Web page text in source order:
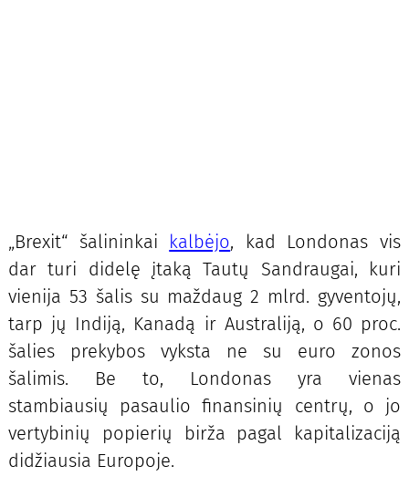
„Brexit“ šalininkai kalbėjo, kad Londonas vis
dar turi didelę įtaką Tautų Sandraugai, kuri
vienija 53 šalis su maždaug 2 mlrd. gyventojų,
tarp jų Indiją, Kanadą ir Australiją, o 60 proc.
šalies prekybos vyksta ne su euro zonos
šalimis. Be to, Londonas yra vienas
stambiausių pasaulio finansinių centrų, o jo
vertybinių popierių birža pagal kapitalizaciją
didžiausia Europoje.